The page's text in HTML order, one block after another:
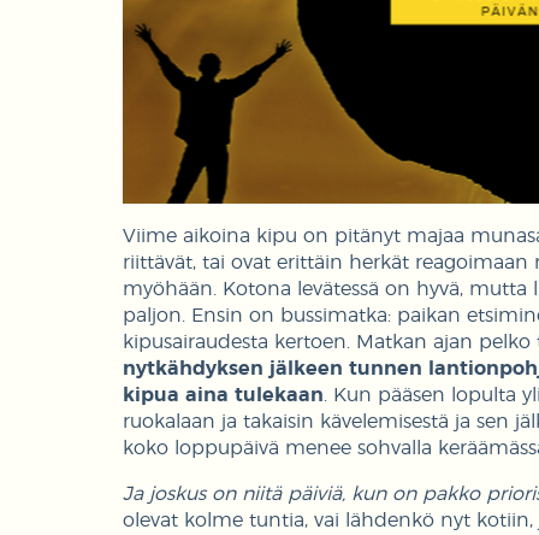
Viime aikoina kipu on pitänyt majaa
riittävät, tai ovat erittäin herkät
myöhään. Kotona levätessä on hyvä,
paljon. Ensin on bussimatka: paikan
kipusairaudesta kertoen. Matkan ajan
nytkähdyksen jälkeen tunnen
kipua aina tulekaan . Kun pääsen lopulta
ruokalaan ja takaisin kävelemisestä ja sen
koko loppupäivä menee sohvalla
Ja joskus on niitä päiviä, kun on pakko
olevat kolme tuntia, vai lähdenkö nyt kotiin,